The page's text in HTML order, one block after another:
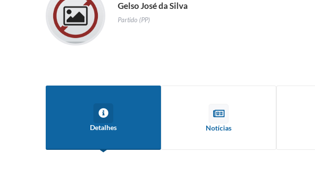
Gelso José da Silva
Partido (PP)
Detalhes Notícias